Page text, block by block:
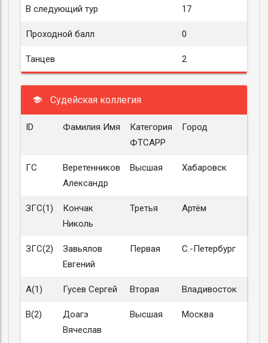
В следующий тур 17
Проходной балл 0
Танцев 2
Судейская коллегия
ID Фамилия Имя
Категория
ФТСАРР
Город
ГС
Веретенников
Александр
Высшая Хабаровск
ЗГС(1)
Кончак
Николь
Третья Артём
ЗГС(2)
Завьялов
Евгений
Первая С.-Петербург
A(1) Гусев Сергей Вторая Владивосток
B(2)
Доагэ
Вячеслав
Высшая Москва